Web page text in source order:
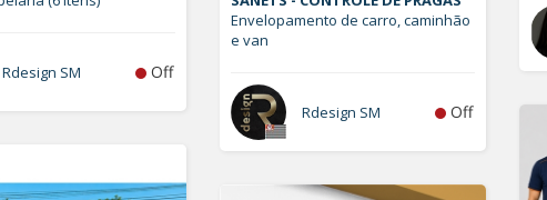
Rdesign SM Off
Envelopamento de carro, caminhão
e van
Rdesign SM Off